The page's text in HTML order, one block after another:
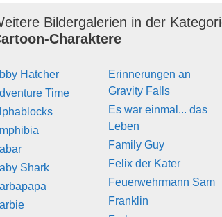
Bildergalerien in der
Charaktere
Hatcher
Time
Shark
Erinnerungen an
Gravity Falls
Es war einmal... das
Leben
Family Guy
Felix der Kater
Feuerwehrmann Sam
Franklin